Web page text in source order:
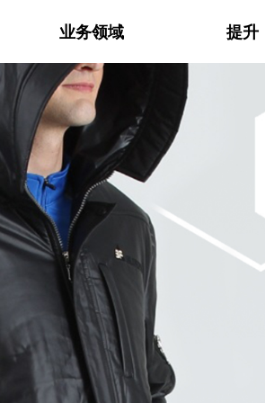
业务领域 提升